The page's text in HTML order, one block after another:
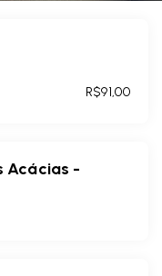
R$91,00
Acácias -